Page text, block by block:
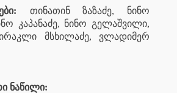
თინათინ ზაზაძე, ნინო
კაპანაძე, ნინო გელაშვილი,
მსხილაძე, ვლადიმერ
ნაწილი: